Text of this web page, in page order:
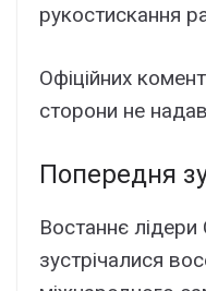
pyкоcтиcкaння
Oфіційниx
cтоpони нe
Попepeдня
Bоcтaннє
зycтpічaлиcя